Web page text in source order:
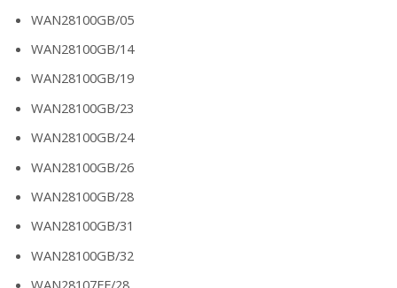
WAN28100GB/05
WAN28100GB/14
WAN28100GB/19
WAN28100GB/23
WAN28100GB/24
WAN28100GB/26
WAN28100GB/28
WAN28100GB/31
WAN28100GB/32